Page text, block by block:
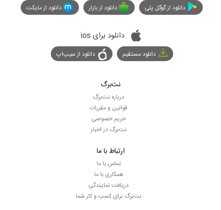
دانلود از گوگل پلی دانلود از بازار دانلود از مایکت
دانلود برای ios
دانلود مستقیم دانلود از سیپ‌اپ
نت‌برگ
درباره نت‌برگ
قوانین و مقررات
حریم خصوصی
نت‌برگ در اخبار
ارتباط با ما
تماس با ما
همکاری با ما
دریافت نمایندگی
نت‌برگ برای کسب و کار شما